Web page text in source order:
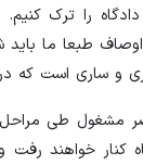
را ترک
طبعا ما
و ساری است که